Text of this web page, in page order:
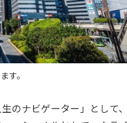
す。
のナビゲーター」として